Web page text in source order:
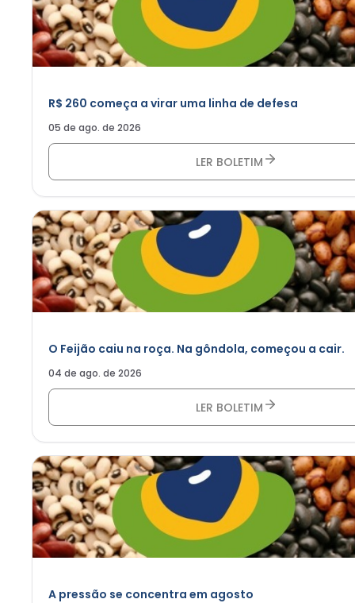
R$ 260 começa a virar uma linha de defesa
05 de ago. de 2026
LER BOLETIM
O Feijão caiu na roça. Na gôndola, começou a cair.
04 de ago. de 2026
LER BOLETIM
A pressão se concentra em agosto